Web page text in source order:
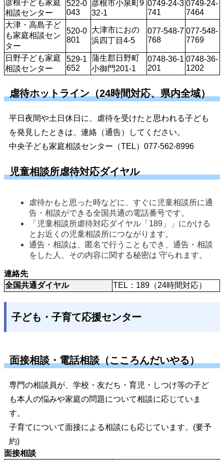
彦根子ども家庭
相談センター
522-0
043
彦根市小泉町9
32-1
0749-24-3
741
0749-24-
7464
大津・高島子ど
も家庭相談セン
ター
520-0
801
大津市におの
浜四丁目4-5
077-548-7
768
077-548-
7769
日野子ども家庭
相談センター
529-1
652
蒲生郡日野町
小御門201-1
0748-36-1
201
0748-36-
1202
虐待ホットライン（24時間対応、県内全域）
平日夜間や土日休日に、虐待を受けたと思われる子ども
を発見したときは、連絡（通告）してください。
中央子ども家庭相談センター（TEL）077-562-8996
児童相談所虐待対応ダイヤル
虐待かもと思った時などに、すぐに児童相談所に通
告・相談ができる全国共通の電話番号です。
「児童相談所虐待対応ダイヤル「189」」にかける
とお近くの児童相談所につながります。
通告・相談は、匿名で行うこともでき、通告・相談
をした人、その内容に関する秘密は 守られます。
連絡先
全国共通ダイヤル
TEL：189（24時間対応）
子ども・子育て応援センター
面接相談・電話相談（こころんだいやる）
専門の相談員が、学校・友だち・育児・しつけ等の子ど
も本人の悩みや家庭の問題について相談に応じていま
す。
子育てについて面接による相談にも応じています。(要予
約)
面接相談